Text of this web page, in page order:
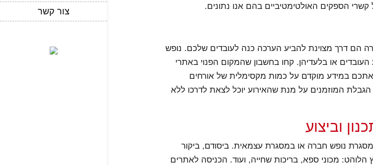
צור קשר
הספקים האולטימטיביים בהם אנו נתונים.
הם דרך מצוינת להביע הערכה כנה לעובדים שלכם. נופש
העובדים או בלעדיהן. קחו בחשבון שהמקום הפנוי באתרי
אתכם במידע מוקדם על כמות מקסימלית של אורחים
הגבלת המוזמנים על מנת שהאירוע יוכל לצאת לדרכו ללא
וביצוע
נופש חברה או במסגרת עצמאית. ביסודם, ביקור
מכוני ספא, בריכות שחייה, ועוד. הכניסה לאתרים